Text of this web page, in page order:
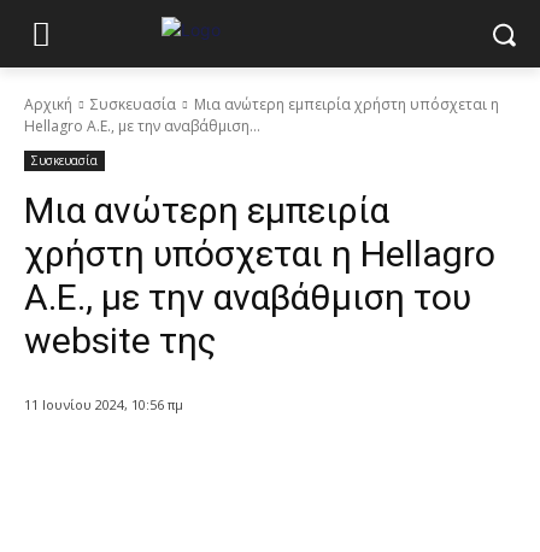
Αρχική Συσκευασία
Μια ανώτερη εμπειρία χρήστη υπόσχεται η
Hellagro Α.Ε., με την αναβάθμιση...
Συσκευασία
Μια ανώτερη εμπειρία
χρήστη υπόσχεται η Hellagro
Α.Ε., με την αναβάθμιση του
website της
11 Ιουνίου 2024, 10:56 πμ